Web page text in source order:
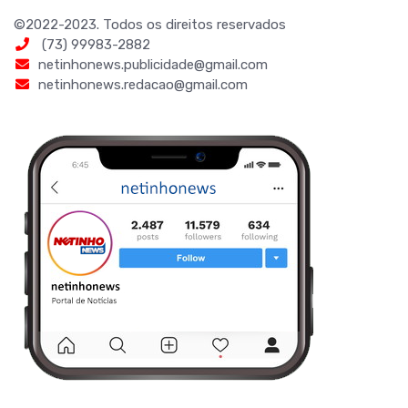
©2022-2023. Todos os direitos reservados
(73) 99983-2882
netinhonews.publicidade@gmail.com
netinhonews.redacao@gmail.com